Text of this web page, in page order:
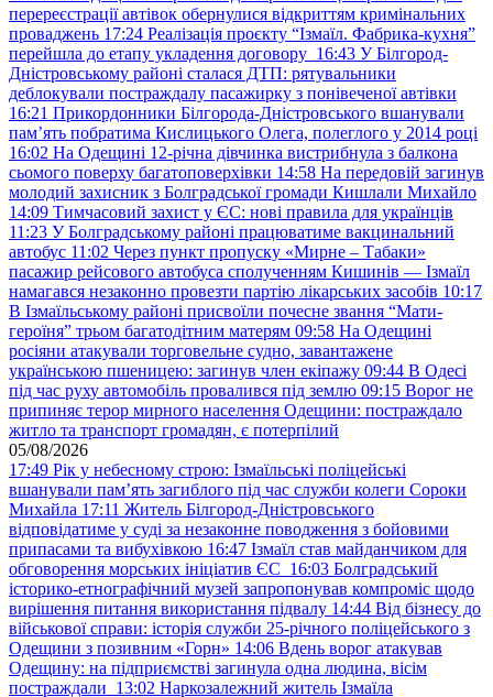
перереєстрації автівок обернулися відкриттям кримінальних
проваджень 17:24 Реалізація проєкту “Ізмаїл. Фабрика-кухня”
перейшла до етапу укладення договору 16:43 У Білгород-
Дністровському районі сталася ДТП: рятувальники
деблокували постраждалу пасажирку з понівеченої автівки
16:21 Прикордонники Білгорода-Дністровського вшанували
пам’ять побратима Кислицького Олега, полеглого у 2014 році
16:02 На Одещині 12-річна дівчинка вистрибнула з балкона
сьомого поверху багатоповерхівки 14:58 На передовій загинув
молодий захисник з Болградської громади Кишлали Михайло
14:09 Тимчасовий захист у ЄС: нові правила для українців
11:23 У Болградському районі працюватиме вакцинальний
автобус 11:02 Через пункт пропуску «Мирне – Табаки»
пасажир рейсового автобуса сполученням Кишинів — Ізмаїл
намагався незаконно провезти партію лікарських засобів 10:17
В Ізмаїльському районі присвоїли почесне звання “Мати-
героїня” трьом багатодітним матерям 09:58 На Одещині
росіяни атакували торговельне судно, завантажене
українською пшеницею: загинув член екіпажу 09:44 В Одесі
під час руху автомобіль провалився під землю 09:15 Ворог не
припиняє терор мирного населення Одещини: постраждало
житло та транспорт громадян, є потерпілий
05/08/2026
17:49 Рік у небесному строю: Ізмаїльські поліцейські
вшанували пам’ять загиблого під час служби колеги Сороки
Михайла 17:11 Житель Білгород-Дністровського
відповідатиме у суді за незаконне поводження з бойовими
припасами та вибухівкою 16:47 Ізмаїл став майданчиком для
обговорення морських ініціатив ЄС 16:03 Болградський
історико-етнографічний музей запропонував компроміс щодо
вирішення питання використання підвалу 14:44 Від бізнесу до
військової справи: історія служби 25-річного поліцейського з
Одещини з позивним «Горн» 14:06 Вдень ворог атакував
Одещину: на підприємстві загинула одна людина, вісім
постраждали 13:02 Наркозалежний житель Ізмаїла